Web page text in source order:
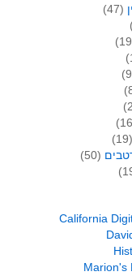
(47)
(19)
(50)
California
Marion's